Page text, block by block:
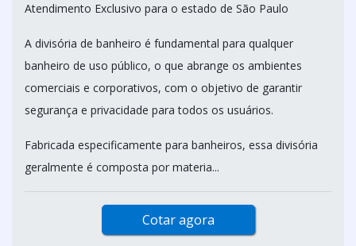
Atendimento Exclusivo para o estado de São Paulo
A divisória de banheiro é fundamental para qualquer
banheiro de uso público, o que abrange os ambientes
comerciais e corporativos, com o objetivo de garantir
segurança e privacidade para todos os usuários.
Fabricada especificamente para banheiros, essa divisória
geralmente é composta por materia...
Cotar agora